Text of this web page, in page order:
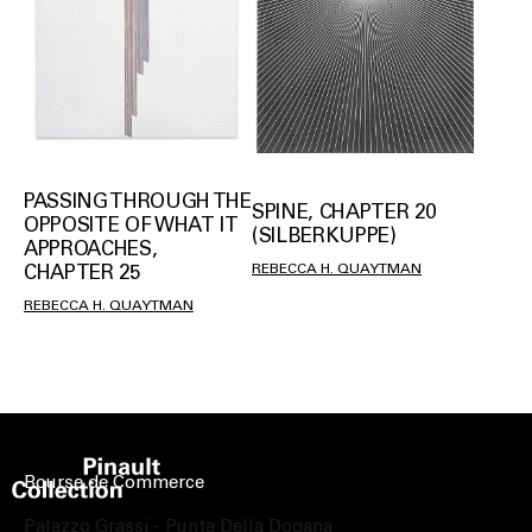
PASSING THROUGH THE
OPPOSITE OF WHAT IT
APPROACHES,
CHAPTER 25
REBECCA H. QUAYTMAN
SPINE, CHAPTER 20
(SILBERKUPPE)
REBECCA H. QUAYTMAN
Bourse de Commerce
Palazzo Grassi - Punta Della Dogana